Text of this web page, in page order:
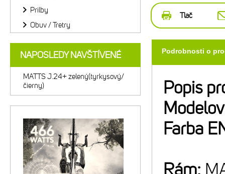
Tlač
Podrobnosti o
Popis
Farba
Rám:
Prilby
Obuv / Tretry
NAPOSLEDY NAVŠTÍVENÉ
MATTS J.24+ zelený(tyrkysový/
čierny)